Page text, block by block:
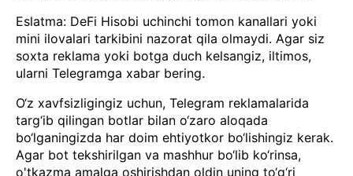
Eslatma: DeFi Hisobi uchinchi tomon kanallari yoki
mini ilovalari tarkibini nazorat qila olmaydi. Agar siz
soxta reklama yoki botga duch kelsangiz, iltimos,
ularni Telegramga xabar bering.
O‘z xavfsizligingiz uchun, Telegram reklamalarida
targ‘ib qilingan botlar bilan o‘zaro aloqada
bo‘lganingizda har doim ehtiyotkor bo‘lishingiz kerak.
Agar bot tekshirilgan va mashhur bo‘lib ko‘rinsa,
o'tkazma amalga oshirishdan oldin uning to‘g‘ri